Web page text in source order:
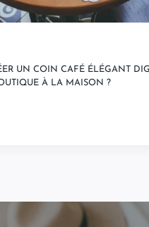
UN COIN CAFÉ ÉLÉGANT
À LA MAISON ?